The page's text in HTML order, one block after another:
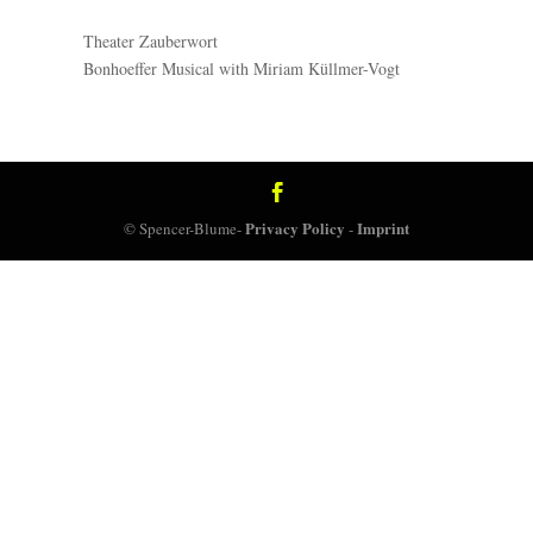
Theater Zauberwort
Bonhoeffer Musical with Miriam Küllmer-Vogt
© Spencer-Blume-Privacy Policy -Imprint